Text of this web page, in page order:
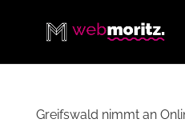
Greifswald nimmt an